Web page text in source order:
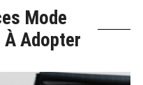
Mode
À Adopter